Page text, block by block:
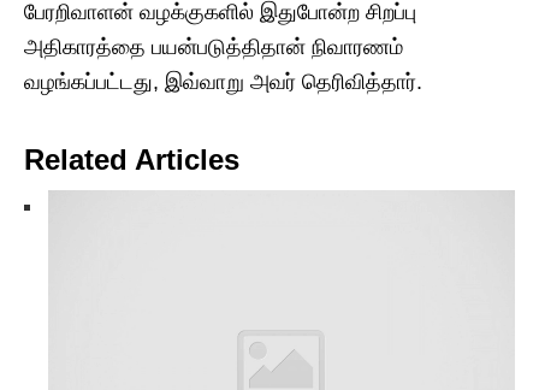
பேரறிவாளன் வழக்குகளில் இதுபோன்ற சிறப்பு
அதிகாரத்தை பயன்படுத்திதான் நிவாரணம்
வழங்கப்பட்டது, இவ்வாறு அவர் தெரிவித்தார்.
Related Articles